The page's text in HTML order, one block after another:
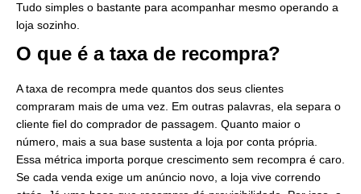
Tudo simples o bastante para acompanhar mesmo operando a
loja sozinho.
O que é a taxa de recompra?
A taxa de recompra mede quantos dos seus clientes
compraram mais de uma vez. Em outras palavras, ela separa o
cliente fiel do comprador de passagem. Quanto maior o
número, mais a sua base sustenta a loja por conta própria.
Essa métrica importa porque crescimento sem recompra é caro.
Se cada venda exige um anúncio novo, a loja vive correndo